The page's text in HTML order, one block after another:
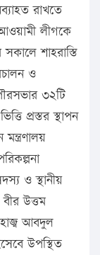
রাখতে
লীগকে
শাহরাস্তি
ও
৩২টি
প্রস্তর স্থাপন
ও স্থানীয়
উত্তম
আবদুল
উপস্থিত